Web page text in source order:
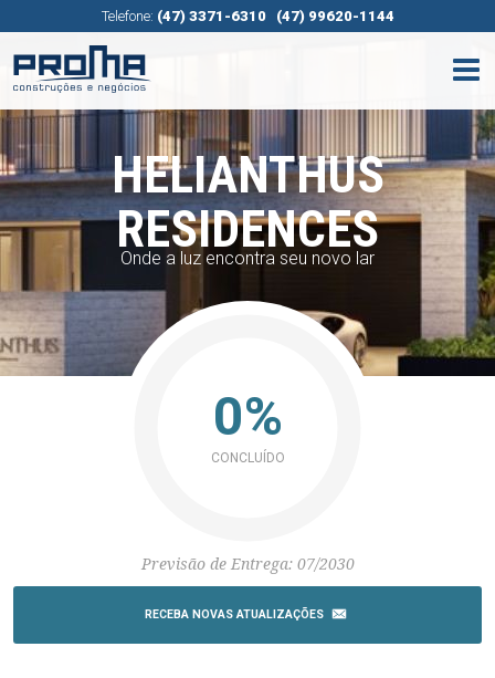
Telefone: (47) 3371-6310 (47) 99620-1144
HELIANTHUS
RESIDENCES
Onde a luz encontra seu novo lar
0%
CONCLUÍDO
Previsão de Entrega: 07/2030
RECEBA NOVAS ATUALIZAÇÕES